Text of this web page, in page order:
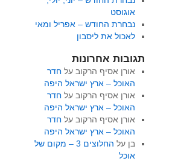
אוגוסט
נבחרת החודש – אפריל ומאי
לאכול את ליסבון
תגובות אחרונות
אורן אסיף הרקוב על חדר
האוכל – ארץ ישראל היפה
אורן אסיף הרקוב על חדר
האוכל – ארץ ישראל היפה
אורן אסיף הרקוב על חדר
האוכל – ארץ ישראל היפה
בן על
החלוצים 3 – מקום של
אוכל